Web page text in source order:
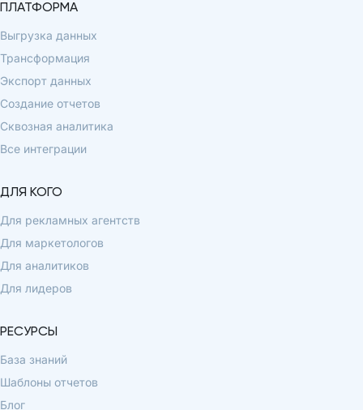
ПЛАТФОРМА
Выгрузка данных
Трансформация
Экспорт данных
Создание отчетов
Сквозная аналитика
Все интеграции
ДЛЯ КОГО
Для рекламных агентств
Для маркетологов
Для аналитиков
Для лидеров
РЕСУРСЫ
База знаний
Шаблоны отчетов
Блог